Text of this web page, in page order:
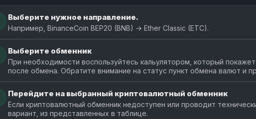
CryptoMonitor
cryptomonitor.info от 5.877108
Kursov24
kursov24.org от 8.248718
easybit.com от 0.05044
Выберите нужное направление.
Например, BinanceCoin BEP20 (BNB) → Ether Classic (ETC).
Выберите обменник
При необходимости воспользуйтесь кальулятором, который
после обмена. Обратите внимание на статус пункт обмена валют и
Перейдите на выбранный криптовалютный обменник
Если криптовалютный обменник недоступен или проводит
вариант, из представленных в таблице.